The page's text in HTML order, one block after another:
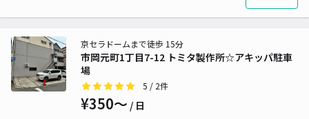
市岡元町1丁目7-12 トミタ製作所☆アキッパ駐車
場
京セラドームまで徒歩 15分
5 / 2件
¥350〜 / 日